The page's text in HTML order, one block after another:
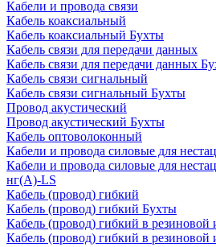
Кабели и провода связи
Кабель коаксиальный
Кабель коаксиальный Бухты
Кабель связи для передачи данных
Кабель связи для передачи данных
Кабель связи сигнальный
Кабель связи сигнальный Бухты
Провод акустический
Провод акустический Бухты
Кабель оптоволоконный
Кабели и провода силовые для
Кабели и провода силовые для
нг(А)-LS
Кабель (провод) гибкий
Кабель (провод) гибкий Бухты
Кабель (провод) гибкий в резиновой
Кабель (провод) гибкий в резиновой